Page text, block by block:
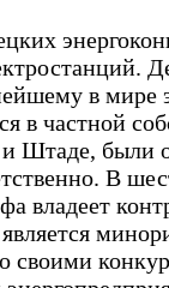
в мире
в частной
Штаде, были
В
владеет
является
своими